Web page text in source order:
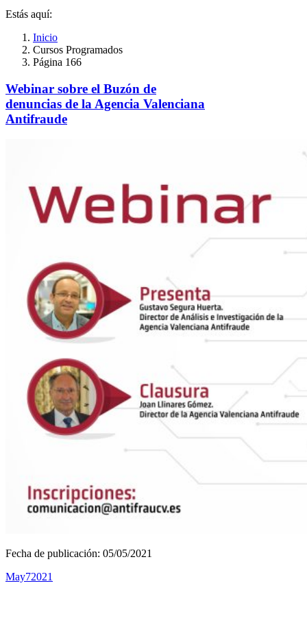
Estás aquí:
Inicio
Cursos Programados
Página 166
Webinar sobre el Buzón de
denuncias de la Agencia Valenciana
Antifraude
Fecha de publicación: 05/05/2021
May72021